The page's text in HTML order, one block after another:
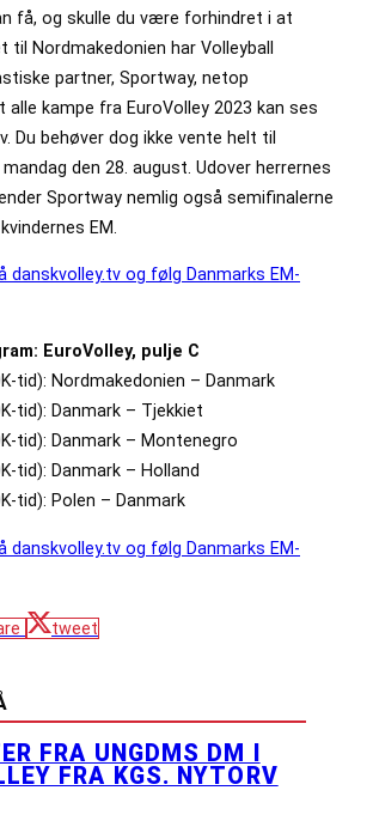
få, og skulle du være forhindret i at
til Nordmakedonien har Volleyball
partner, Sportway, netop
kampe fra EuroVolley 2023 kan ses
Du behøver dog ikke vente helt til
den 28. august. Udover herrernes
Sportway nemlig også semifinalerne
EM.
danskvolley.tv og følg Danmarks EM-
EuroVolley, pulje C
tid): Nordmakedonien – Danmark
tid): Danmark – Tjekkiet
tid): Danmark – Montenegro
tid): Danmark – Holland
tid): Polen – Danmark
danskvolley.tv og følg Danmarks EM-
tweet
FRA UNGDMS DM I
FRA KGS. NYTORV